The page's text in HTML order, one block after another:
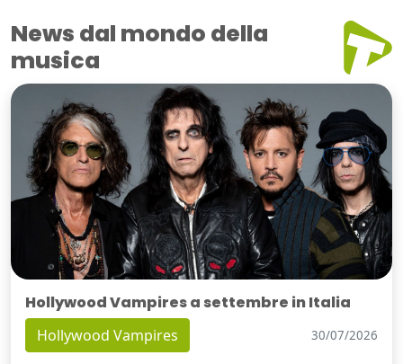
News dal mondo della
musica
Hollywood Vampires a settembre in Italia
Hollywood Vampires 30/07/2026